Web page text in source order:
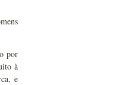
por
à
e